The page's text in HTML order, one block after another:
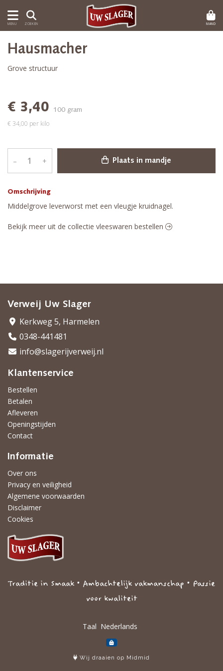
MENU ZOEKEN MAND
Omschrijving
Middelgrove leverworst met een vleugje kruidnagel.
Hausmacher
Grove structuur
€ 3,40 100 gram
€ 34,00 per kilo
– + Plaats in mandje
Bekijk meer uit de collectie vleeswaren bestellen
Verweij Uw Slager
Kerkweg 5, Harmelen
0348-441481
info@slagerijverweij.nl
Klantenservice
Bestellen
Betalen
Afleveren
Openingstijden
Contact
Informatie
Over ons
Privacy en veiligheid
Algemene voorwaarden
Disclaimer
Cookies
Traditie in Smaak • Ambachtelijk vakmanschap • Passie
voor kwaliteit
Taal
Wij draaien op Midmid